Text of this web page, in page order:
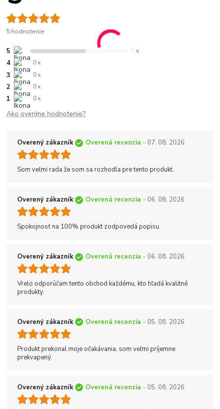
5 hodnotenie
5 5 x
4 0 x
3 0 x
2 0 x
1 0 x
Ako overíme hodnotenie?
Overený zákazník Overená recenzia - 07. 08. 2026
Som veľmi rada že som sa rozhodla pre tento produkt.
Overený zákazník Overená recenzia - 06. 08. 2026
Spokojnosť na 100% produkt zodpovedá popisu.
Overený zákazník Overená recenzia - 06. 08. 2026
Vrelo odporúčam tento obchod každému, kto hľadá kvalitné
produkty.
Overený zákazník Overená recenzia - 05. 08. 2026
Produkt prekonal moje očakávania, som veľmi príjemne
prekvapený.
Overený zákazník Overená recenzia - 05. 08. 2026